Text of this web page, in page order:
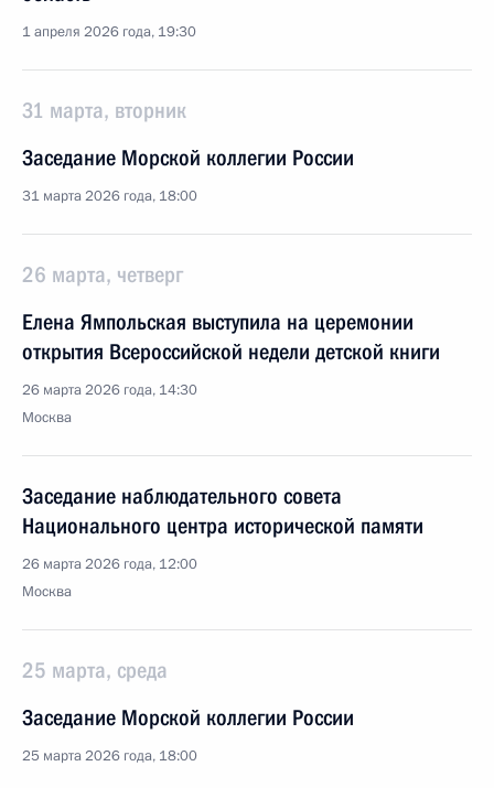
1 апреля 2026 года, 19:30
31 марта, вторник
Заседание Морской коллегии России
31 марта 2026 года, 18:00
26 марта, четверг
Елена Ямпольская выступила на церемонии
открытия Всероссийской недели детской книги
26 марта 2026 года, 14:30
Москва
Заседание наблюдательного совета
Национального центра исторической памяти
26 марта 2026 года, 12:00
Москва
25 марта, среда
Заседание Морской коллегии России
25 марта 2026 года, 18:00